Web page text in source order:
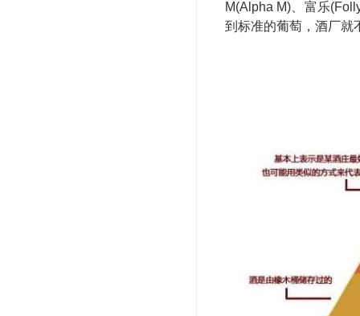
M(Alpha M)、富乐
到标准的葡萄，酒厂就